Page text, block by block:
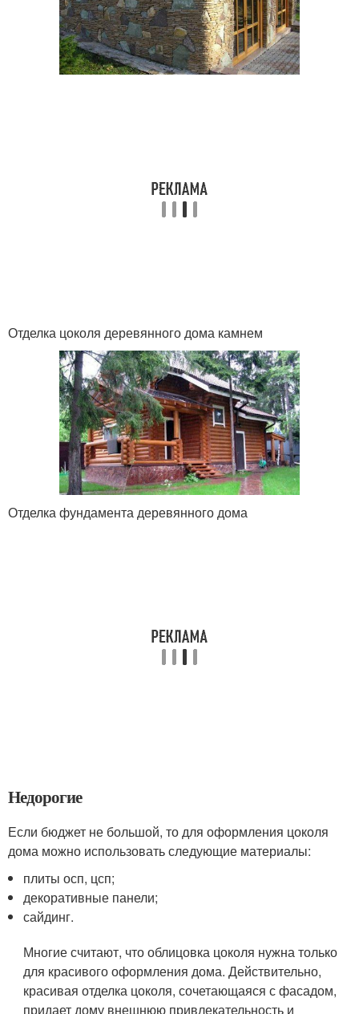
Отделка цоколя деревянного дома камнем
Отделка фундамента деревянного дома
Недорогие
Если бюджет не большой, то для оформления цоколя
дома можно использовать следующие материалы:
плиты осп, цсп;
декоративные панели;
сайдинг.
Многие считают, что облицовка цоколя нужна только
для красивого оформления дома. Действительно,
красивая отделка цоколя, сочетающаяся с фасадом,
придает дому внешнюю привлекательность и